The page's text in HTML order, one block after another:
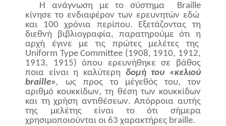
Η ανάγνωση με το σύστημα
Braille
κίνησε το ενδιαφέρον των ερευνητών εδώ
και 100 χρόνια περίπου. Εξετάζοντας τη
διεθνή βιβλιογραφία, παρατηρούμε ότι η
αρχή έγινε με τις πρώτες μελέτες της
Uniform Type Committee (1908, 1910, 1912,
1913, 1915) όπου ερευνήθηκε σε βάθος
ποια είναι η καλύτερη δομή του «κελιού
braille», ως προς το μέγεθός του, τον
αριθμό κουκκίδων, τη θέση των κουκκίδων
και τη χρήση αντιθέσεων. Απόρροια αυτής
της μελέτης είναι το ότι σήμερα
χρησιμοποιούνται οι 63 χαρακτήρες braille.